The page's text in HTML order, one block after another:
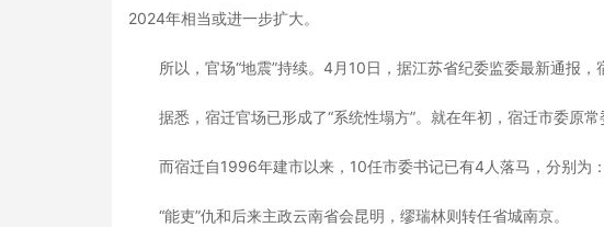
2024年相当或进一步扩大。
所以，官场“地震”持续。4月10日，据江苏省纪委监委最新通报，
据悉，宿迁官场已形成了“系统性塌方”。就在年初，宿迁市委原常
而宿迁自1996年建市以来，10任市委书记已有4人落马，分别为：
“能吏”仇和后来主政云南省会昆明，缪瑞林则转任省城南京。